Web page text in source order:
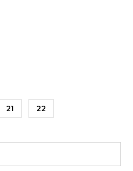
21 22